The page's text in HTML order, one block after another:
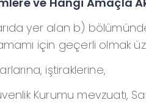
yer alan b)
için geçerli olmak
iştiraklerine,
Kurumu mevzuatı,